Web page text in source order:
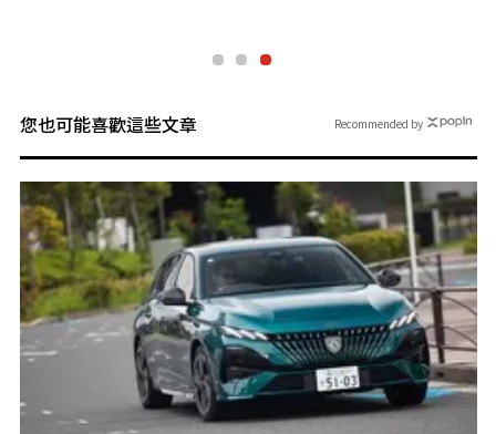
您也可能喜歡這些文章 Recommended by